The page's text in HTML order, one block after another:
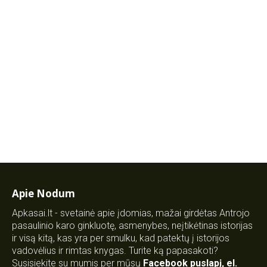
Apie Nodum
Apkasai.lt - svetainė apie įdomias, mažai girdėtas Antrojo
pasaulinio karo ginkluotę, asmenybes, neįtikėtinas istorijas
ir visą kitą, kas yra per smulku, kad patektų į istorijos
vadovėlius ir rimtas knygas. Turite ką papasakoti?
Susisiekite su mumis per mūsų Facebook puslapį, el.